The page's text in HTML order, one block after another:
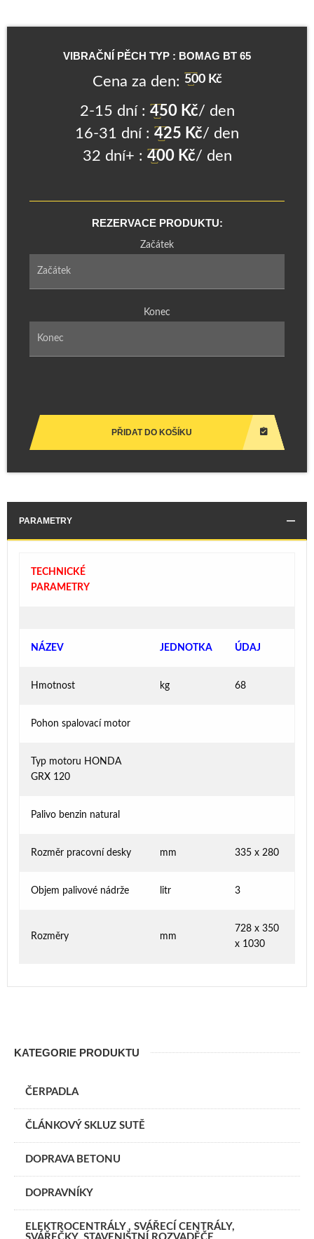
VIBRAČNÍ PĚCH TYP : BOMAG BT 65
Cena za den: 500 Kč
2-15 dní : 450 Kč/ den
16-31 dní : 425 Kč/ den
32 dní+ : 400 Kč/ den
REZERVACE PRODUKTU:
Začátek
Konec
PŘIDAT DO KOŠÍKU
PARAMETRY
TECHNICKÉ
PARAMETRY
NÁZEV JEDNOTKA ÚDAJ
Hmotnost kg 68
Pohon spalovací motor
Typ motoru HONDA
GRX 120
Palivo benzin natural
Rozměr pracovní desky mm 335 x 280
Objem palivové nádrže litr 3
Rozměry mm
728 x 350
x 1030
KATEGORIE PRODUKTU
ČERPADLA
ČLÁNKOVÝ SKLUZ SUTĚ
DOPRAVA BETONU
DOPRAVNÍKY
ELEKTROCENTRÁLY , SVÁŘECÍ CENTRÁLY,